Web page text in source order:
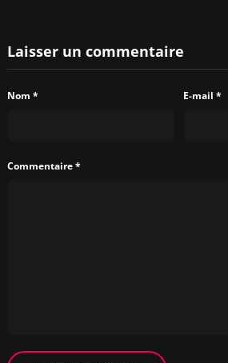
Laisser un commentaire
Nom * E-mail *
Commentaire*